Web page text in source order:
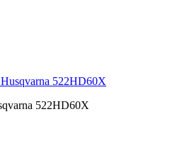
Husqvarna 522HD60X